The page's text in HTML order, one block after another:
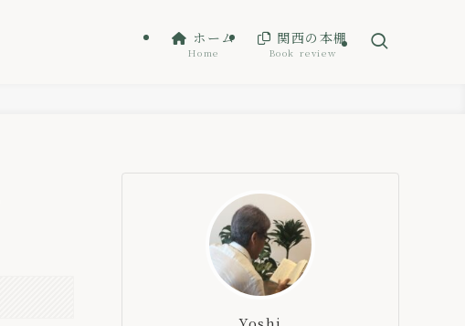
ホーム
Home
関西の本棚
Book review